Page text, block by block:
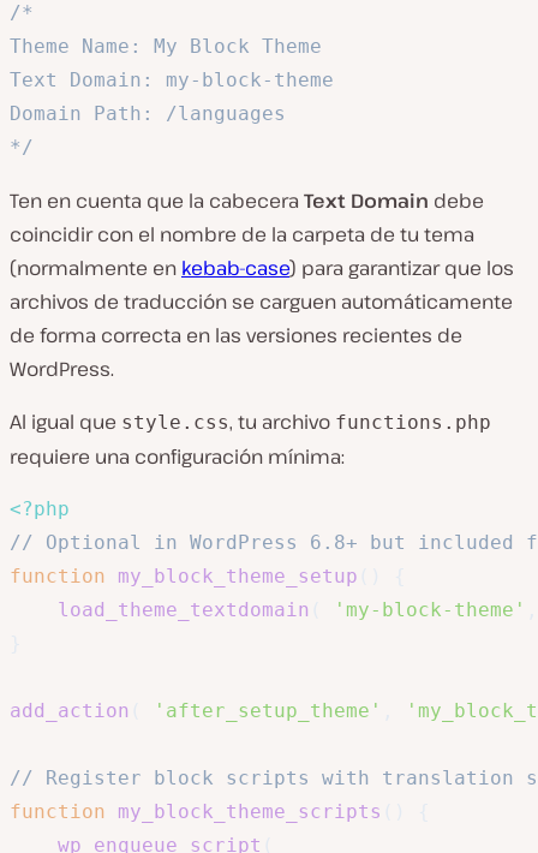
/*
Theme Name: My Block Theme
Text Domain: my-block-theme
Domain Path: /languages
*/
Ten en cuenta que la cabecera Text Domain debe
coincidir con el nombre de la carpeta de tu tema
(normalmente en kebab-case) para garantizar que los
archivos de traducción se carguen automáticamente
de forma correcta en las versiones recientes de
WordPress.
Al igual que style.css, tu archivo functions.php
requiere una configuración mínima:
<?php
// Optional in WordPress 6.8+ but included
function
my_block_theme_setup
load_theme_textdomain
'my-block-theme'
add_action 'after_setup_theme'
// Register block scripts with translation
function
my_block_theme_scripts
wp_enqueue_script